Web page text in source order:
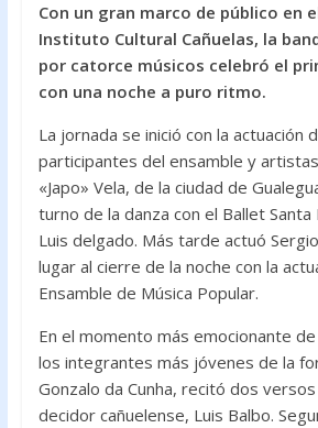
e
b
o
o
k
itt
er
at
s
A
p
p
Con un gran marco de público en
Instituto Cultural Cañuelas, la
por catorce músicos celebró el
con una noche a puro ritmo.
La jornada se inició con la actuación
participantes del ensamble y
«Japo» Vela, de la ciudad de
turno de la danza con el Ballet
Luis delgado. Más tarde actuó
lugar al cierre de la noche con la
Ensamble de Música Popular.
En el momento más emocionante
los integrantes más jóvenes de la
Gonzalo da Cunha, recitó dos
decidor cañuelense, Luis Balbo.